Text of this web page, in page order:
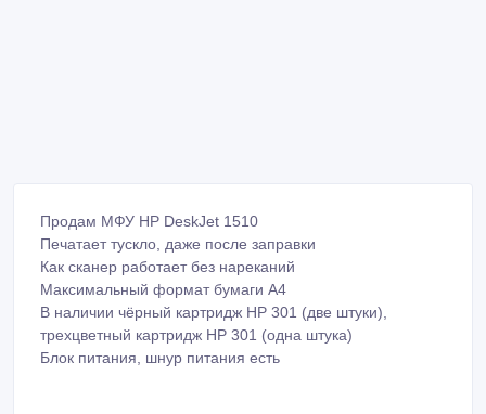
Продам МФУ HP DeskJet 1510
Печатает тускло, даже после заправки
Как сканер работает без нареканий
Максимальный формат бумаги А4
В наличии чёрный картридж HP 301 (две штуки),
трехцветный картридж HP 301 (одна штука)
Блок питания, шнур питания есть